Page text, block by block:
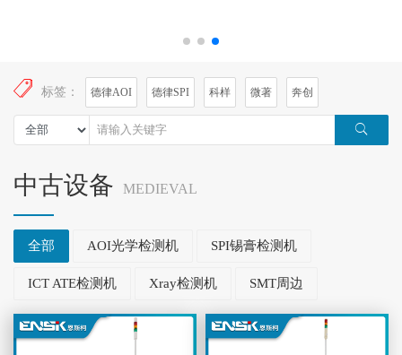
标签： 德律AOI 德律SPI 科样 微著 奔创
中古设备 MEDIEVAL
全部 AOI光学检测机 SPI锡膏检测机
ICT ATE检测机 Xray检测机 SMT周边